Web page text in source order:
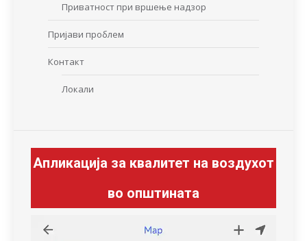
Приватност при вршење надзор
Пријави проблем
Контакт
Локали
Апликација за квалитет на воздухот
во општината